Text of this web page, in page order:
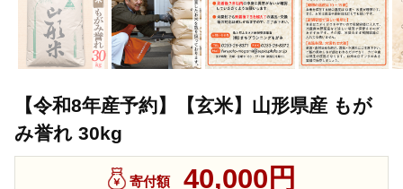
【令和8年産予約】【玄米】山形県産 もが
み誉れ 30kg
寄付額 40,000円